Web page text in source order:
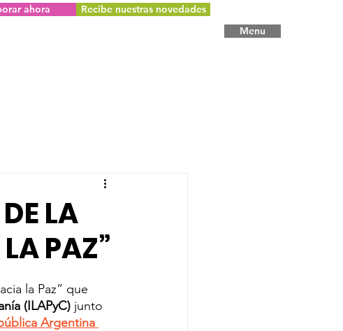
Menu
ahora Recibe nuestras novedades
LA
PAZ”
la Paz” que
(ILAPyC) junto
Argentina